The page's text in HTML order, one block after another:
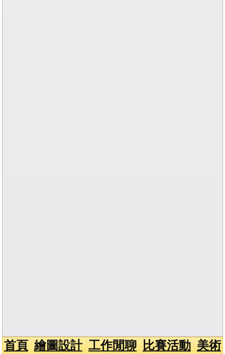
首頁 繪圖設計 工作閒聊 比賽活動 美術